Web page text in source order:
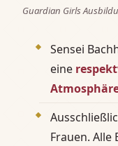
Guardian Girls
Sensei
eine
Frauen.